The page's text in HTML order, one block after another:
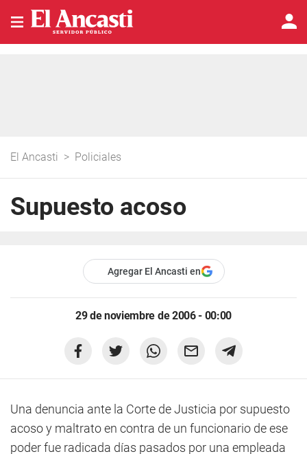
El Ancasti > Policiales
Supuesto acoso
Agregar El Ancasti en
29 de noviembre de 2006 - 00:00
Una denuncia ante la Corte de Justicia por supuesto
acoso y maltrato en contra de un funcionario de ese
poder fue radicada días pasados por una empleada